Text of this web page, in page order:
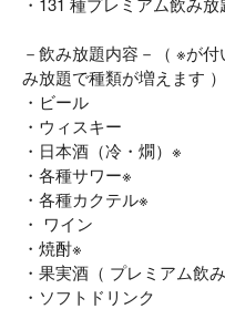
－飲み放題内容－（ ※が
み放題で種類が増えます ）
・ビール
・ウィスキー
・日本酒（冷・燗）※
・各種サワー※
・各種カクテル※
・ ワイン
・焼酎※
・果実酒（ プレミアム飲み
・ソフトドリンク